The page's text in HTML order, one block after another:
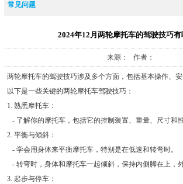
常见问题
2024年12月两轮摩托车的驾驶技巧有
来源： 作者：
两轮摩托车的驾驶技巧涉及多个方面，包括基本操作、安
以下是一些关键的两轮摩托车驾驶技巧：
1. 熟悉摩托车：
- 了解你的摩托车，包括它的控制装置、重量、尺寸和性
2. 平衡与倾斜：
- 学会用身体来平衡摩托车，特别是在低速和转弯时。
- 转弯时，身体和摩托车一起倾斜，保持内侧脚在上，外
3. 起步与停车：